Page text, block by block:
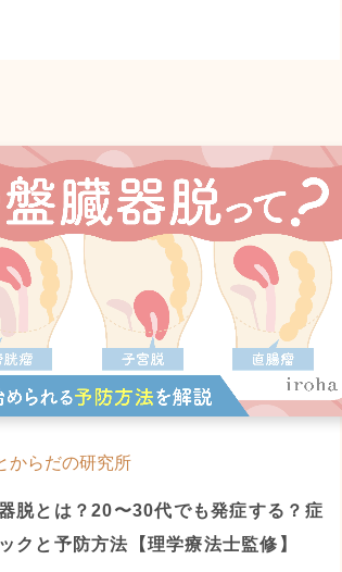
からだの研究所
脱とは？20〜30代でも発症する？症
クと予防方法【理学療法士監修】